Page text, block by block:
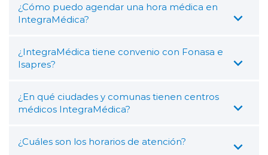
¿Cómo puedo agendar una hora médica en
IntegraMédica?
¿IntegraMédica tiene convenio con Fonasa e
Isapres?
¿En qué ciudades y comunas tienen centros
médicos IntegraMédica?
¿Cuáles son los horarios de atención?